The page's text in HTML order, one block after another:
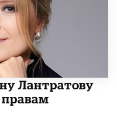
Лантратову